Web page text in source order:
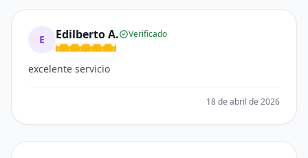
E Edilberto A. Verificado
excelente servicio
18 de abril de 2026